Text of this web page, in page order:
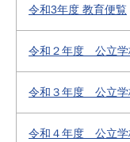
令和3年度 教育便覧
令和２年度 公立学
令和３年度 公立学
令和４年度 公立学